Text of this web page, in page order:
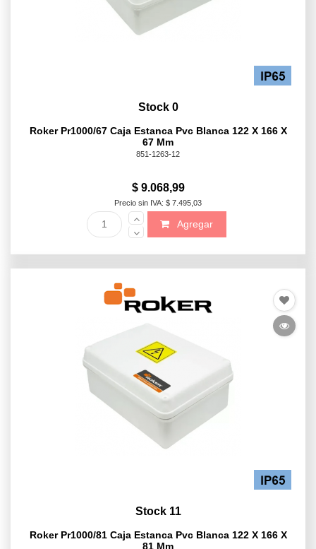
Stock 0
Roker Pr1000/67 Caja Estanca Pvc Blanca 122 X 166 X
67 Mm
851-1263-12
$ 9.068,99
Precio sin IVA: $ 7.495,03
Agregar
Stock 11
Roker Pr1000/81 Caja Estanca Pvc Blanca 122 X 166 X
81 Mm